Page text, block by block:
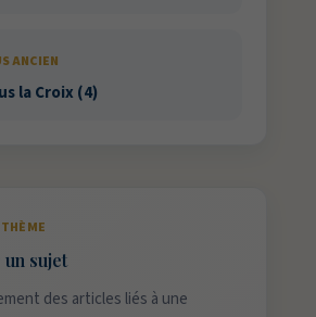
ANCIEN
la Croix (4)
sujet
des articles liés à une